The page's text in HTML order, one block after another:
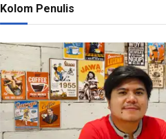
Kolom Penulis